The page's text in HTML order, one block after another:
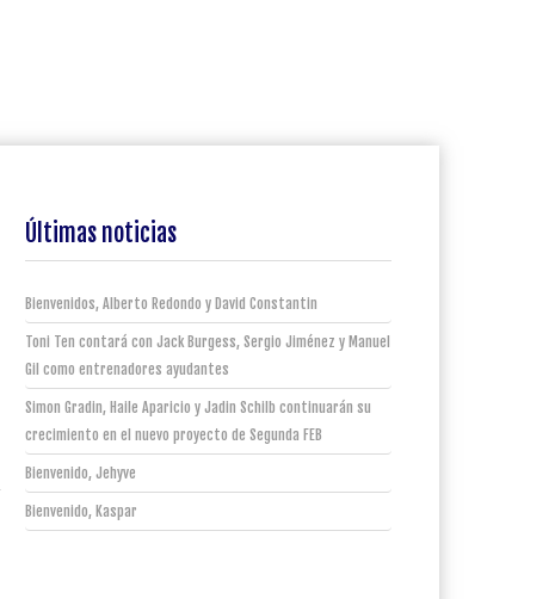
Últimas noticias
Bienvenidos, Alberto Redondo y David Constantin
Toni Ten contará con Jack Burgess, Sergio Jiménez y Manuel
Gil como entrenadores ayudantes
Simon Gradin, Haile Aparicio y Jadin Schilb continuarán su
crecimiento en el nuevo proyecto de Segunda FEB
Bienvenido, Jehyve
Bienvenido, Kaspar